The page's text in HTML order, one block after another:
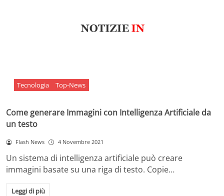
Tecnologia Top-News
Come generare Immagini con Intelligenza Artificiale da
un testo
Flash News 4 Novembre 2021
Un sistema di intelligenza artificiale può creare
immagini basate su una riga di testo. Copie…
Leggi di più